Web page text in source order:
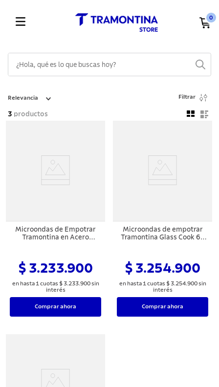
0
Relevancia Filtrar
3 productos
Microondas de Empotrar
Tramontina en Acero
$ 3.233.900
en hasta 1 cuotas $ 3.233.900sin
interés
Comprar ahora
Microondas de empotrar
Tramontina Glass Cook 60
$ 3.254.900
en hasta 1 cuotas $ 3.254.900sin
interés
Comprar ahora
1.
cuchillos
2 .
cubiertos
lavaplatos
.
juego cuchillos